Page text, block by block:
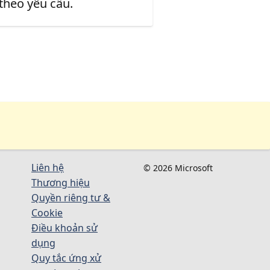
Liên hệ
Thương hiệu
Quyền riêng tư &
Cookie
Điều khoản sử
dụng
Quy tắc ứng xử
© 2026 Microsoft